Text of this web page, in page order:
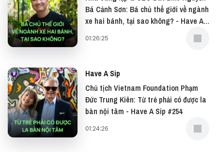
Và đọc những bài viết thú vị tại website: Vietcetera
—
● Patreon:https://www.patreon.com/vietcetera
● Buy me a coffee:
https://www.buymeacoffee.com/vietcetera
Bá Cảnh Sơn: Bá chủ thế giới về ngành
xe hai bánh, tại sao không? - Have A
01:26:25
Have A Sip
Chủ tịch Vietnam Foundation Phạm
Đức Trung Kiên: Từ trẻ phải có được la
bàn nội tâm - Have A Sip #254
01:24:26